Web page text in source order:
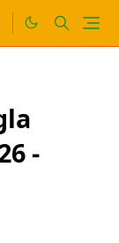
-